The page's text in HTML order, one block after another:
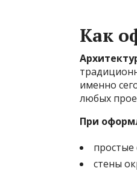
Как
именно
любых
При
стены